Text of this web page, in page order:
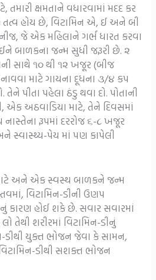
ક્ષમતાને વધારવામાં મદદ કર
હોય છે, વિટામિન એ, ઈ અને બી
જે એક મહિલાને ગર્ભ ધારત કરવા
બાળકના જન્મ સુધી જરૂરી છે. ૨
સાથે ૧૦ થી ૧૨ ખજૂર (બીજ
માટે ગાયના દૂધના ૩/૪ કપ
પીતા પહેલા ઠંડુ થવા દો. પોતાની
એક અઠવાડિયા માટે, તેને દિવસમાં
રૂપમાં દરરોજ ૬-૮ ખજૂર
સ્વાસ્થ્ય-પેય માં પણ કાપેલી
માટે અને એક સ્વસ્થ બાળકને જન્મ
વિટામિન-ડીની ઉણપ
કારણ હોઈ શકે છે. સવાર સવારમાં
તેથી શરીરમાં વિટામિન-ડીનું
ડીથી યુક્ત ભોજન જેવા કે સામન,
ડીથી સશક્ત ભોજન